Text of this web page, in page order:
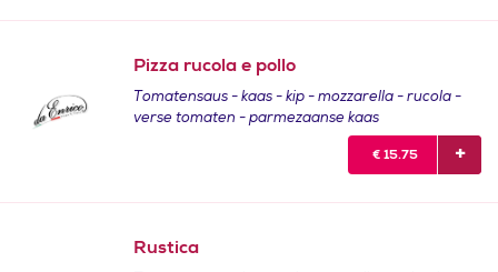
Pizza rucola e pollo
Tomatensaus - kaas - kip - mozzarella - rucola -
verse tomaten - parmezaanse kaas
€ 15.75
Rustica